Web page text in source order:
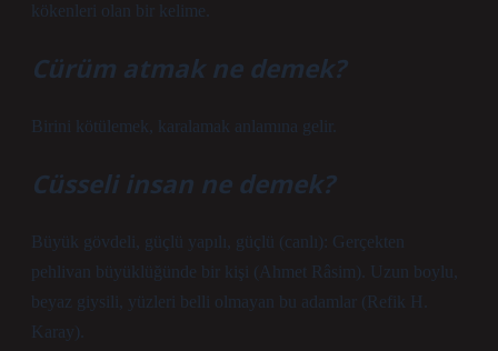
kökenleri olan bir kelime.
Cürüm atmak ne demek?
Birini kötülemek, karalamak anlamına gelir.
Cüsseli insan ne demek?
Büyük gövdeli, güçlü yapılı, güçlü (canlı): Gerçekten
pehlivan büyüklüğünde bir kişi (Ahmet Râsim). Uzun boylu,
beyaz giysili, yüzleri belli olmayan bu adamlar (Refik H.
Karay).